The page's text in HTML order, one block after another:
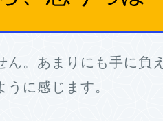
。あまりにも手に負え
に感じます。